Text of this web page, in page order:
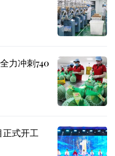
力冲刺740
正式开工